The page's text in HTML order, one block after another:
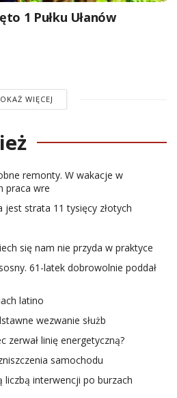
1 Pułku Ułanów
WIĘCEJ
remonty. W wakacje w
praca wre
jest strata 11 tysięcy złotych
się nam nie przyda w praktyce
61-latek dobrowolnie poddał
latino
wezwanie służb
zerwał linię energetyczną?
samochodu
liczbą interwencji po burzach